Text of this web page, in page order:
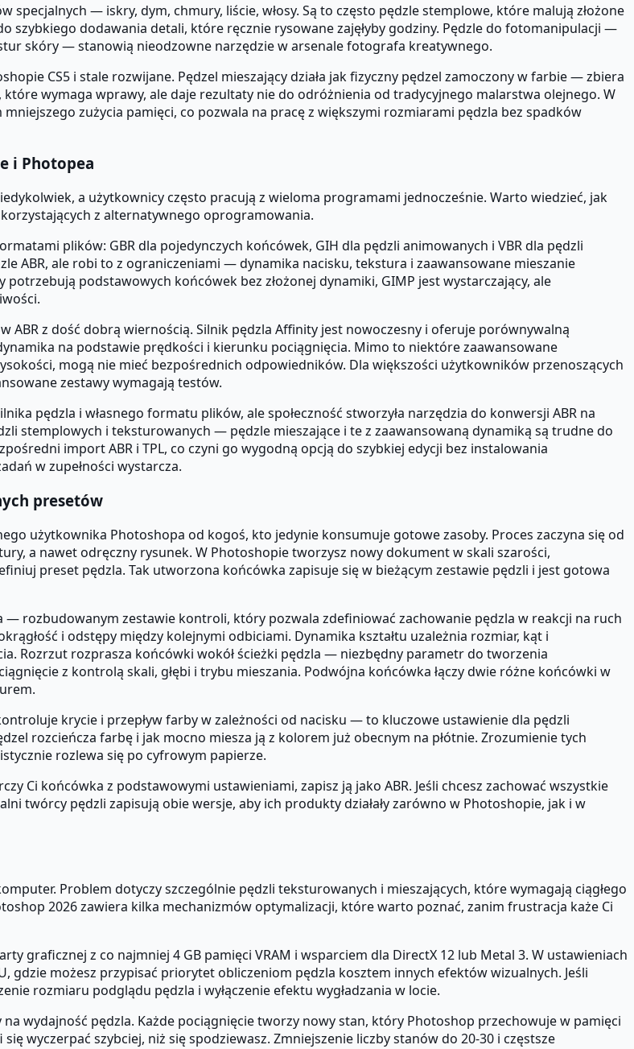
— iskry, dym, chmury, liście, włosy. Są to często pędzle stemplowe, które malują złożone
szybkiego dodawania detali, które ręcznie rysowane zajęłyby godziny. Pędzle do fotomanipulacji —
skóry — stanowią nieodzowne narzędzie w arsenale fotografa kreatywnego.
CS5 i stale rozwijane. Pędzel mieszający działa jak fizyczny pędzel zamoczony w farbie — zbiera
wymaga wprawy, ale daje rezultaty nie do odróżnienia od tradycyjnego malarstwa olejnego. W
zużycia pamięci, co pozwala na pracę z większymi rozmiarami pędzla bez spadków
i Photopea
a użytkownicy często pracują z wieloma programami jednocześnie. Warto wiedzieć, jak
z alternatywnego oprogramowania.
plików: GBR dla pojedynczych końcówek, GIH dla pędzli animowanych i VBR dla pędzli
ABR, ale robi to z ograniczeniami — dynamika nacisku, tekstura i zaawansowane mieszanie
podstawowych końcówek bez złożonej dynamiki, GIMP jest wystarczający, ale
z dość dobrą wiernością. Silnik pędzla Affinity jest nowoczesny i oferuje porównywalną
na podstawie prędkości i kierunku pociągnięcia. Mimo to niektóre zaawansowane
mogą nie mieć bezpośrednich odpowiedników. Dla większości użytkowników przenoszących
zestawy wymagają testów.
pędzla i własnego formatu plików, ale społeczność stworzyła narzędzia do konwersji ABR na
stemplowych i teksturowanych — pędzle mieszające i te z zaawansowaną dynamiką są trudne do
import ABR i TPL, co czyni go wygodną opcją do szybkiej edycji bez instalowania
w zupełności wystarcza.
presetów
użytkownika Photoshopa od kogoś, kto jedynie konsumuje gotowe zasoby. Proces zaczyna się od
a nawet odręczny rysunek. W Photoshopie tworzysz nowy dokument w skali szarości,
preset pędzla. Tak utworzona końcówka zapisuje się w bieżącym zestawie pędzli i jest gotowa
rozbudowanym zestawie kontroli, który pozwala zdefiniować zachowanie pędzla w reakcji na ruch
i odstępy między kolejnymi odbiciami. Dynamika kształtu uzależnia rozmiar, kąt i
Rozrzut rozprasza końcówki wokół ścieżki pędzla — niezbędny parametr do tworzenia
z kontrolą skali, głębi i trybu mieszania. Podwójna końcówka łączy dwie różne końcówki w
krycie i przepływ farby w zależności od nacisku — to kluczowe ustawienie dla pędzli
rozcieńcza farbę i jak mocno miesza ją z kolorem już obecnym na płótnie. Zrozumienie tych
rozlewa się po cyfrowym papierze.
Ci końcówka z podstawowymi ustawieniami, zapisz ją jako ABR. Jeśli chcesz zachować wszystkie
twórcy pędzli zapisują obie wersje, aby ich produkty działały zarówno w Photoshopie, jak i w
Problem dotyczy szczególnie pędzli teksturowanych i mieszających, które wymagają ciągłego
2026 zawiera kilka mechanizmów optymalizacji, które warto poznać, zanim frustracja każe Ci
graficznej z co najmniej 4 GB pamięci VRAM i wsparciem dla DirectX 12 lub Metal 3. W ustawieniach
gdzie możesz przypisać priorytet obliczeniom pędzla kosztem innych efektów wizualnych. Jeśli
rozmiaru podglądu pędzla i wyłączenie efektu wygładzania w locie.
wydajność pędzla. Każde pociągnięcie tworzy nowy stan, który Photoshop przechowuje w pamięci
wyczerpać szybciej, niż się spodziewasz. Zmniejszenie liczby stanów do 20-30 i częstsze